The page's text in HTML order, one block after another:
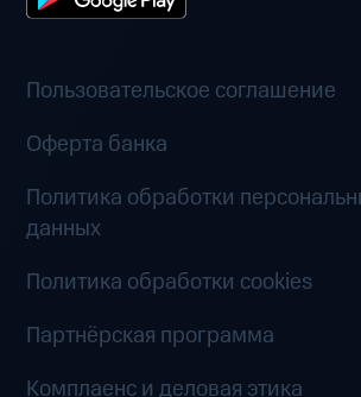
Пользовательское соглашение
Оферта банка
Политика обработки
данных
Политика обработки cookies
Партнёрская программа
Комплаенс и деловая этика